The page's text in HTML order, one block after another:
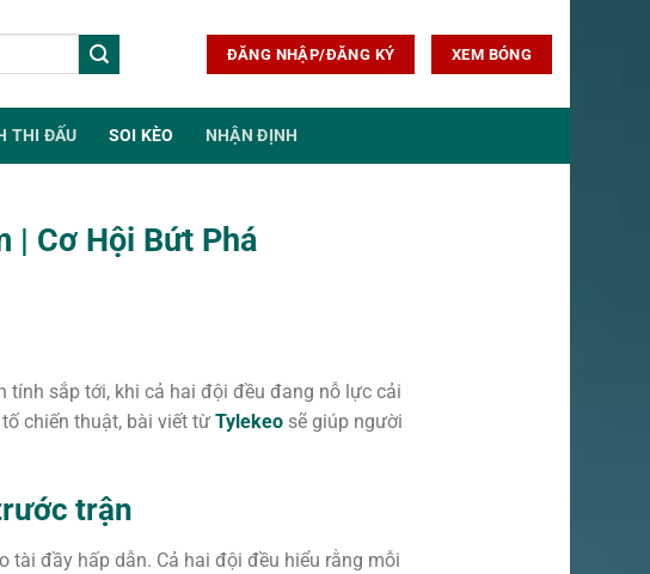
ĐĂNG NHẬP/ĐĂNG KÝ XEM BÓNG
THI ĐẤU SOI KÈO NHẬN ĐỊNH
| Cơ Hội Bứt Phá
tính sắp tới, khi cả hai đội đều đang nỗ lực cải
chiến thuật, bài viết từ Tylekeosẽ giúp người
trận
tài đầy hấp dẫn. Cả hai đội đều hiểu rằng mỗi